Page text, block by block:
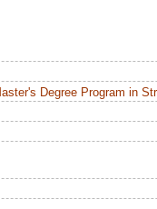
Degree Program in